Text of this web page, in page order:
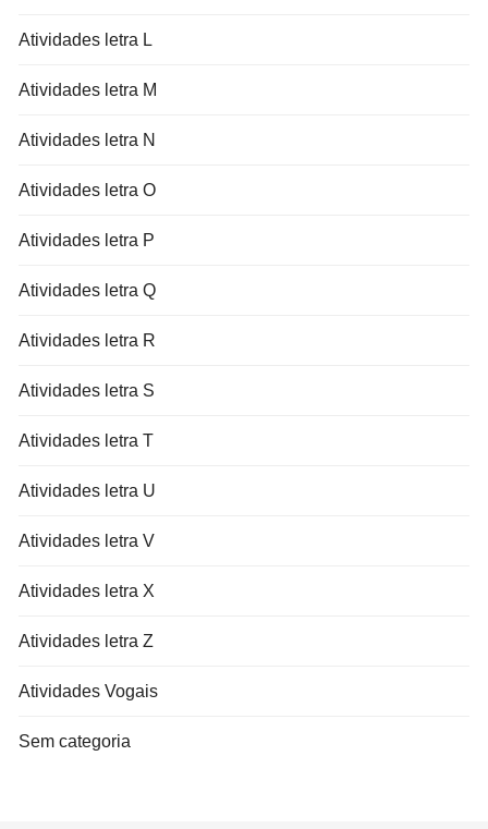
Atividades letra L
Atividades letra M
Atividades letra N
Atividades letra O
Atividades letra P
Atividades letra Q
Atividades letra R
Atividades letra S
Atividades letra T
Atividades letra U
Atividades letra V
Atividades letra X
Atividades letra Z
Atividades Vogais
Sem categoria